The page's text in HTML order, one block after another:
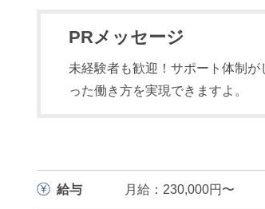
PRメッセージ
未経験者も歓迎！サポート体制
った働き方を実現できますよ。
給与 月給：230,000円〜